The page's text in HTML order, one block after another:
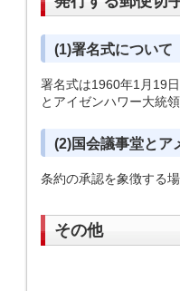
(1)署名式について
署名式は1960年1月19
とアイゼンハワー大統
(2)国会議事堂とア
条約の承認を象徴する
その他